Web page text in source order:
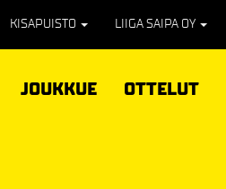
KISAPUISTO LIIGA SAIPA OY
JOUKKUE OTTELUT